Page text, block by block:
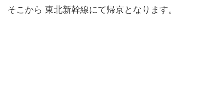
そこから 東北新幹線にて帰京となります。